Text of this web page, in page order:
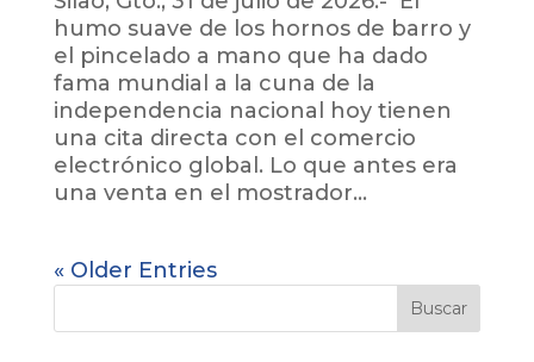
humo suave de los hornos de barro y
el pincelado a mano que ha dado
fama mundial a la cuna de la
independencia nacional hoy tienen
una cita directa con el comercio
electrónico global. Lo que antes era
una venta en el mostrador...
« Older Entries